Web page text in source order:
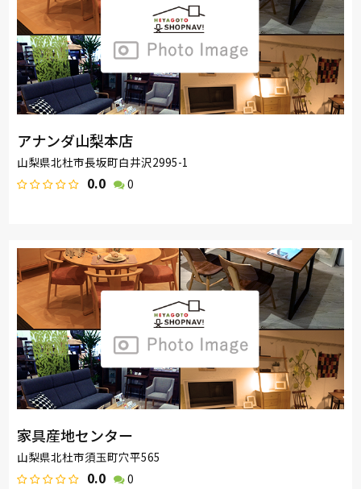
アナンダ山梨本店
山梨県北杜市長坂町白井沢2995-1
0.0 0
家具産地センター
山梨県北杜市須玉町穴平565
0.0 0